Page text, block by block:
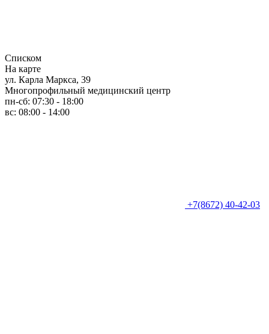
Списком
На карте
ул. Карла Маркса, 39
Многопрофильный медицинский центр
пн-сб: 07:30 - 18:00
вс: 08:00 - 14:00
+7(8672) 40-42-03